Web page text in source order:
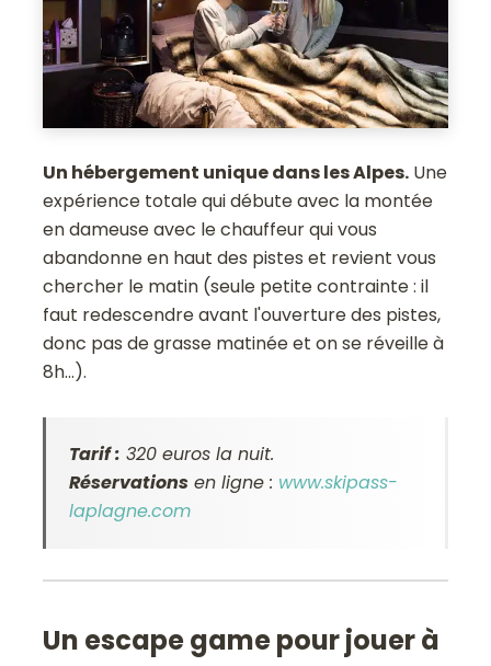
Un hébergement unique dans les Alpes. Une
expérience totale qui débute avec la montée
en dameuse avec le chauffeur qui vous
abandonne en haut des pistes et revient vous
chercher le matin (seule petite contrainte : il
faut redescendre avant l'ouverture des pistes,
donc pas de grasse matinée et on se réveille à
8h...).
Tarif : 320 euros la nuit.
Réservations en ligne : www.skipass-
laplagne.com
Un escape game pour jouer à